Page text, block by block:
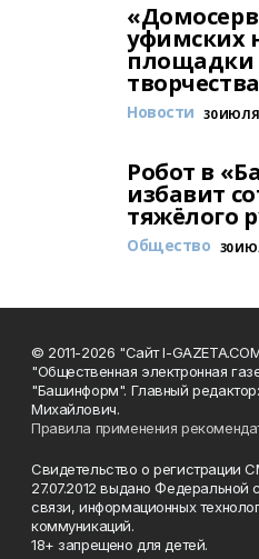
уфимских
площадки
творчества
Новости 30 ИЮЛЯ
Робот в
избавит
тяжёлого
Общество 30
© 2011-2026 "Сайт I-
"Общественная электронная
"Башинформ". Главный
Михайлович.
Правила применения
Свидетельство о
27.07.2012 выдано
связи, информационных
коммуникаций.
18+ запрещено для детей.